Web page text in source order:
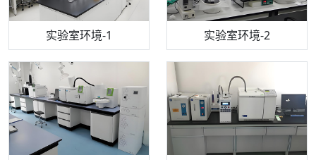
实验室环境-1 实验室环境-2
机构质检技术员-1 机构质检技术员-2
步入式恒温恒湿试验箱 电感耦合等离子体光谱仪